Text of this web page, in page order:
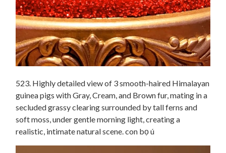
523. Highly detailed view of 3 smooth-haired Himalayan
guinea pigs with Gray, Cream, and Brown fur, mating in a
secluded grassy clearing surrounded by tall ferns and
soft moss, under gentle morning light, creating a
realistic, intimate natural scene. con bọ ú